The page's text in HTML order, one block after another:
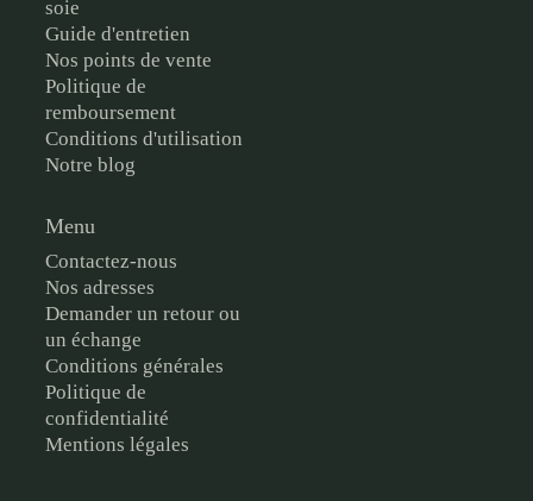
soie
Guide d'entretien
Nos points de vente
Politique de
remboursement
Conditions d'utilisation
Notre blog
Menu
Contactez-nous
Nos adresses
Demander un retour ou
un échange
Conditions générales
Politique de
confidentialité
Mentions légales